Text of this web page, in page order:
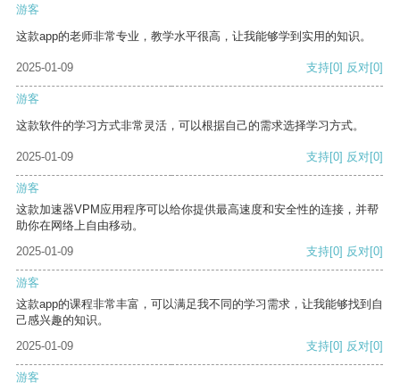
游客
这款app的老师非常专业，教学水平很高，让我能够学到实用的知识。
2025-01-09 支持[0] 反对[0]
游客
这款软件的学习方式非常灵活，可以根据自己的需求选择学习方式。
2025-01-09 支持[0] 反对[0]
游客
这款加速器VPM应用程序可以给你提供最高速度和安全性的连接，并帮
助你在网络上自由移动。
2025-01-09
支持[0] 反对[0]
游客
这款app的课程非常丰富，可以满足我不同的学习需求，让我能够找到自
己感兴趣的知识。
2025-01-09
支持[0] 反对[0]
游客